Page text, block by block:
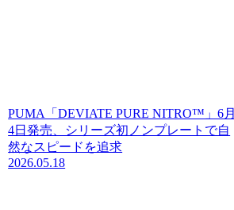
PUMA「DEVIATE PURE NITRO™」6月
4日発売、シリーズ初ノンプレートで自
然なスピードを追求
2026.05.18